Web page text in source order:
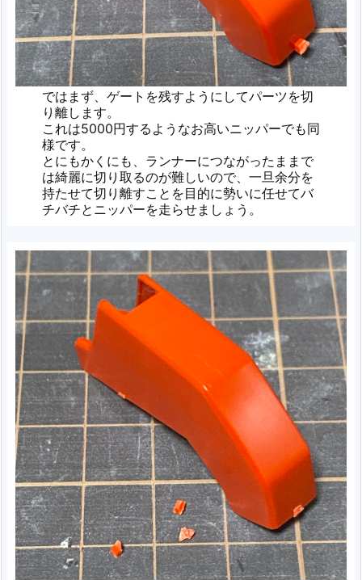
ではまず、ゲートを残すようにしてパーツを切
り離します。
これは5000円するようなお高いニッパーでも同
様です。
とにもかくにも、ランナーにつながったままで
は綺麗に切り取るのが難しいので、一旦余分を
持たせて切り離すことを目的に勢いに任せてバ
チバチとニッパーを走らせましょう。